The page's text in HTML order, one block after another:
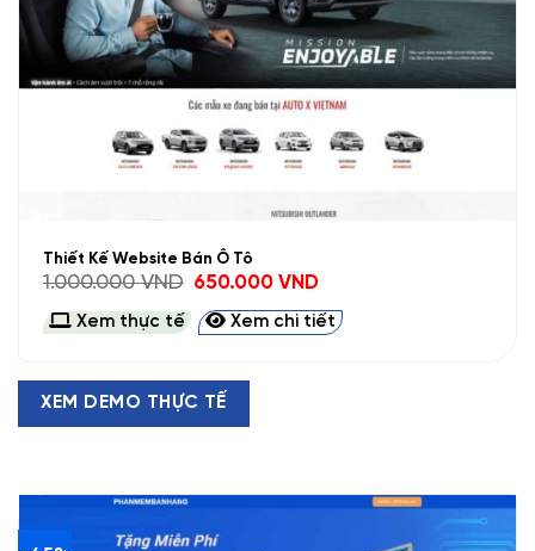
Thiết Kế Website Bán Ô Tô
1.000.000VND
Giá
là:
1.000.000 VND.
650.000VNDGiá
tại
là:
Xem thực tế Xem chi tiết
XEM DEMO THỰC TẾ